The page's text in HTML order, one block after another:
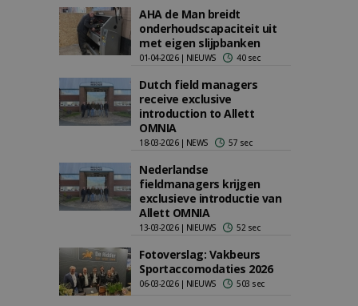
AHA de Man breidt
onderhoudscapaciteit uit
met eigen slijpbanken
01-04-2026 | NIEUWS 40 sec
Dutch field managers
receive exclusive
introduction to Allett
OMNIA
18-03-2026 | NEWS 57 sec
Nederlandse
fieldmanagers krijgen
exclusieve introductie van
Allett OMNIA
13-03-2026 | NIEUWS 52 sec
Fotoverslag: Vakbeurs
Sportaccomodaties 2026
06-03-2026 | NIEUWS 503 sec